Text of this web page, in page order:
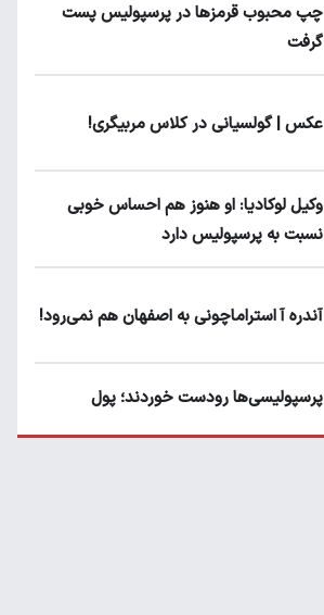
چپ محبوب قرمزها در پرسپولیس پست
گرفت
عکس | گولسیانی در کلاس مربیگری!
وکیل لوکادیا: او هنوز هم احساس خوبی
نسبت به پرسپولیس دارد
آندره آ استراماچونی به اصفهان هم نمی‌رود!
پرسپولیسی‌ها رودست خوردند؛ پول